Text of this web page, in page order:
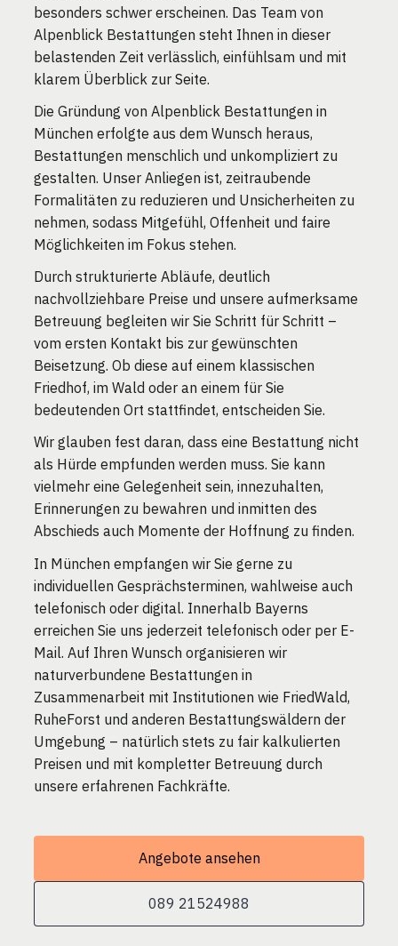
besonders schwer erscheinen. Das Team von
Alpenblick Bestattungen steht Ihnen in dieser
belastenden Zeit verlässlich, einfühlsam und mit
klarem Überblick zur Seite.
Die Gründung von Alpenblick Bestattungen in
München erfolgte aus dem Wunsch heraus,
Bestattungen menschlich und unkompliziert zu
gestalten. Unser Anliegen ist, zeitraubende
Formalitäten zu reduzieren und Unsicherheiten zu
nehmen, sodass Mitgefühl, Offenheit und faire
Möglichkeiten im Fokus stehen.
Durch strukturierte Abläufe, deutlich
nachvollziehbare Preise und unsere aufmerksame
Betreuung begleiten wir Sie Schritt für Schritt –
vom ersten Kontakt bis zur gewünschten
Beisetzung. Ob diese auf einem klassischen
Friedhof, im Wald oder an einem für Sie
bedeutenden Ort stattfindet, entscheiden Sie.
Wir glauben fest daran, dass eine Bestattung nicht
als Hürde empfunden werden muss. Sie kann
vielmehr eine Gelegenheit sein, innezuhalten,
Erinnerungen zu bewahren und inmitten des
Abschieds auch Momente der Hoffnung zu finden.
In München empfangen wir Sie gerne zu
individuellen Gesprächsterminen, wahlweise auch
telefonisch oder digital. Innerhalb Bayerns
erreichen Sie uns jederzeit telefonisch oder per E-
Mail. Auf Ihren Wunsch organisieren wir
naturverbundene Bestattungen in
Zusammenarbeit mit Institutionen wie FriedWald,
RuheForst und anderen Bestattungswäldern der
Umgebung – natürlich stets zu fair kalkulierten
Preisen und mit kompletter Betreuung durch
unsere erfahrenen Fachkräfte.
Angebote ansehen
089 21524988